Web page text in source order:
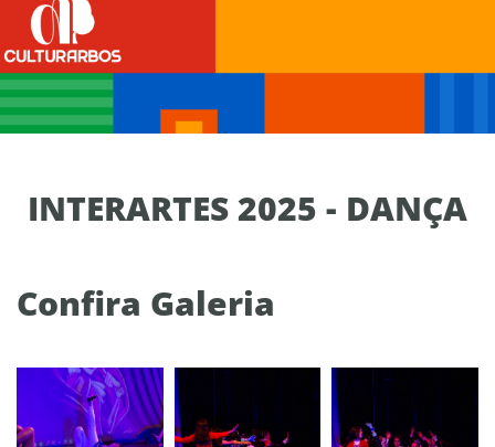
INTERARTES 2025 - DANÇA
Confira Galeria